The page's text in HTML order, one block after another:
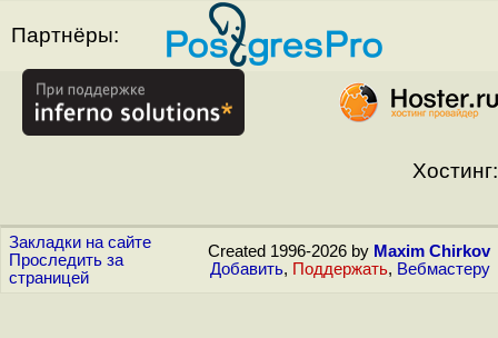
Партнёры:
Хостинг:
Закладки на сайте
Проследить за
страницей
Created 1996-2026 by Maxim Chirkov
Добавить, Поддержать, Вебмастеру